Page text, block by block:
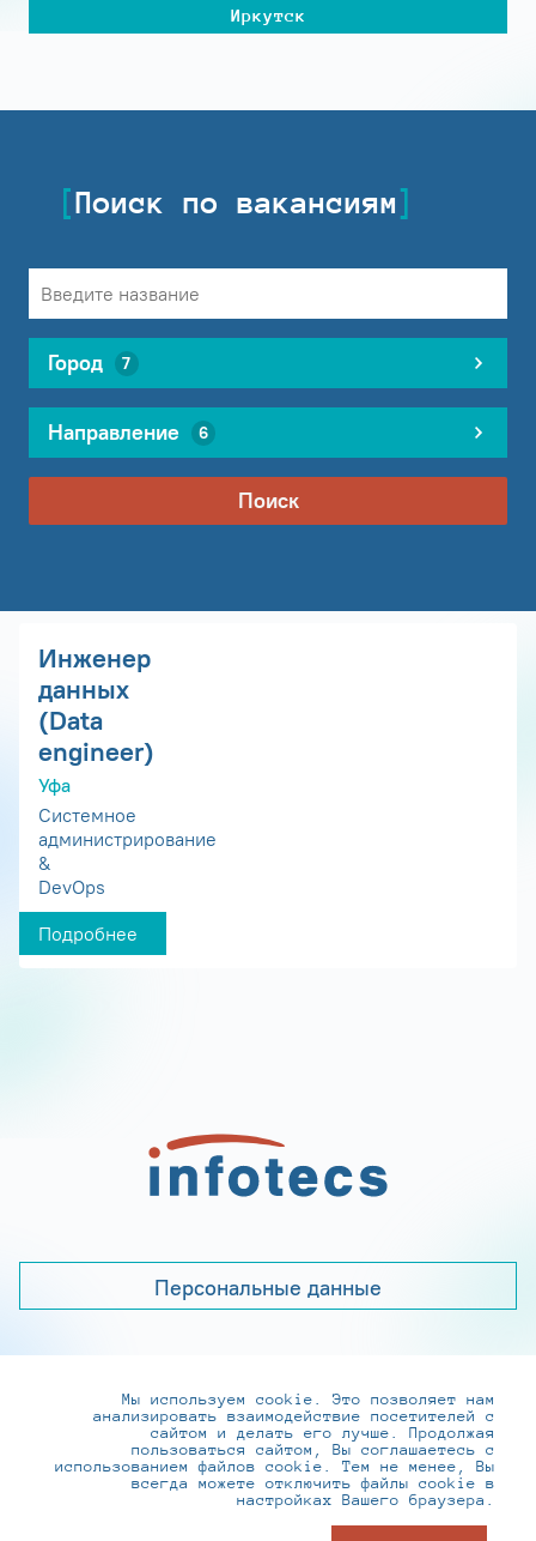
Иркутск
Поиск по вакансиям
Город 7
Направление 6
Поиск
Инженер
данных
(Data
engineer)
Уфа
Системное
администрирование
&
DevOps
Подробнее
Персональные данные
+7 (495) 737-6192, 8-800-250-0-260
practice@infotecs.ru,hr@infotecs.ru
127273, г. Москва, Отрадная ул., 2Б строение 1
Мы используем cookie. Это позволяет нам
анализировать взаимодействие посетителей с
сайтом и делать его лучше. Продолжая
пользоваться сайтом, Вы соглашаетесь с
использованием файлов cookie. Тем не менее, Вы
всегда можете отключить файлы cookie в
настройках Вашего браузера.